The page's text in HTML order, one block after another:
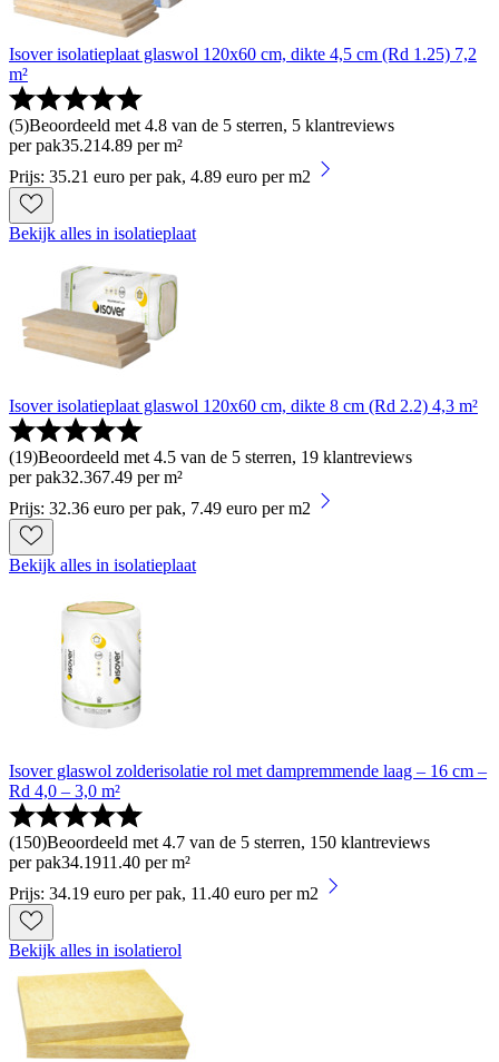
Isover isolatieplaat glaswol 120x60 cm, dikte 4,5 cm (Rd 1.25) 7,2
m²
(5)Beoordeeld met 4.8 van de 5 sterren, 5 klantreviews
per pak35.214.89 per m²
Prijs: 35.21 euro per pak, 4.89 euro per m2
Bekijk alles in isolatieplaat
Isover isolatieplaat glaswol 120x60 cm, dikte 8 cm (Rd 2.2) 4,3 m²
(19)Beoordeeld met 4.5 van de 5 sterren, 19 klantreviews
per pak32.367.49 per m²
Prijs: 32.36 euro per pak, 7.49 euro per m2
Bekijk alles in isolatieplaat
Isover glaswol zolderisolatie rol met dampremmende laag – 16 cm –
Rd 4,0 – 3,0 m²
(150)Beoordeeld met 4.7 van de 5 sterren, 150 klantreviews
per pak34.1911.40 per m²
Prijs: 34.19 euro per pak, 11.40 euro per m2
Bekijk alles in isolatierol